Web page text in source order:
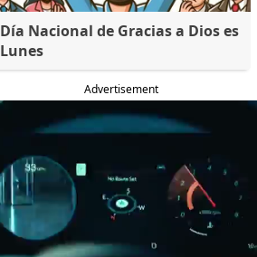
Día Nacional de Gracias a Dios es
Lunes
Advertisement